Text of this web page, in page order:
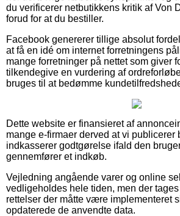
du verificerer netbutikkens kritik af Von
forud for at du bestiller.
Facebook genererer tillige absolut
at få en idé om internet forretningens
mange forretninger på nettet som giver
tilkendegive en vurdering af
bruges til at bedømme
Dette website er finansieret af
mange e-firmaer derved at vi publicerer
indkasserer godtgørelse ifald den
gennemfører et indkøb.
Vejledning angående varer og online
vedligeholdes hele tiden, men der
rettelser der måtte være implementeret
opdaterede de anvendte data.